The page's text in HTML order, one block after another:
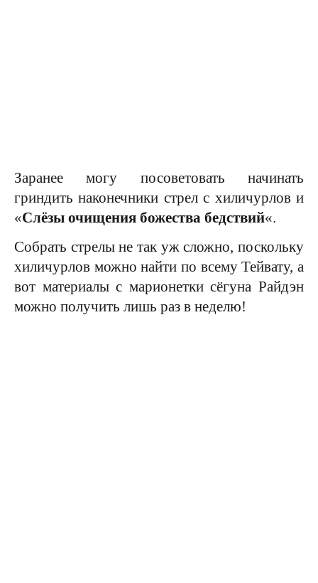
Заранее могу посоветовать начинать
гриндить наконечники стрел с хиличурлов и
«Слёзы очищения божества бедствий«.
Собрать стрелы не так уж сложно, поскольку
хиличурлов можно найти по всему Тейвату, а
вот материалы с марионетки сёгуна Райдэн
можно получить лишь раз в неделю!